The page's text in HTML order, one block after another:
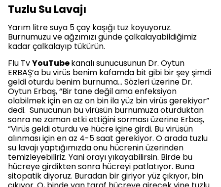
Tuzlu Su Lavajı
Yarım litre suya 5 çay kaşığı tuz koyuyoruz.
Burnumuzu ve ağzımızı günde çalkalayabildiğimiz
kadar çalkalayıp tükürün.
Flu TvYouTubekanalı sunucusunun Dr. Oytun
ERBAŞ’a bu virüs benim kafamda bit gibi bir şey şimdi
geldi oturdu benim burnuma… Sözleri üzerine Dr.
Oytun Erbaş, “Bir tane değil ama enfeksiyon
olabilmek için en az on bin ila yüz bin virüs gerekiyor”
dedi. Sunucunun bu virüsün burnumuza oturduktan
sonra ne zaman etki ettiğini sorması üzerine Erbaş,
“Virüs geldi oturdu ve hücre içine girdi. Bu virüsün
alınması için en az 4-5 saat gerekiyor. O arada tuzlu
su lavajı yaptığımızda onu hücrenin üzerinden
temizleyebiliriz. Yani orayı yıkayabilirsin. Birde bu
hücreye girdikten sonra hücreyi patlatıyor. Buna
sitopatik diyoruz. Buradan bir giriyor yüz çıkıyor, bin